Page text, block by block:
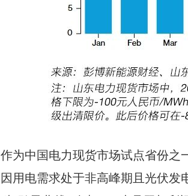
作为中国电力现货市场试点省份之
因用电需求处于非高峰期且光伏